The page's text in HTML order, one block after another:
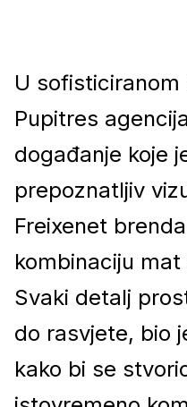
U
Pupitres
događanje koje
prepoznatljiv
Freixenet
kombinaciju
Svaki detalj
do rasvjete, bio
kako bi se